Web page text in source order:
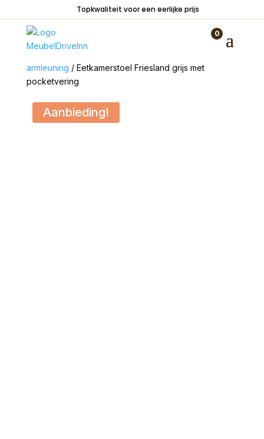
Topkwaliteit voor een eerlijke prijs
0
armleuning / Eetkamerstoel Friesland grijs met
pocketvering
Aanbieding!